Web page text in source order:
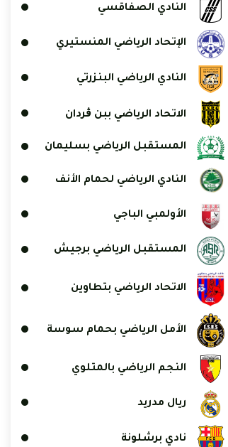
النادي الصفاقسي
الإتحاد الرياضي المنستيري
النادي الرياضي البنزرتي
الاتحاد الرياضي ببن ڨردان
المستقبل الرياضي بسليمان
النادي الرياضي لحمام الأنف
الأولمبي الباجي
المستقبل الرياضي برجيش
الاتحاد الرياضي بتطاوين
الأمل الرياضي بحمام سوسة
النجم الرياضي بالمتلوي
ريال مدريد
نادي برشلونة